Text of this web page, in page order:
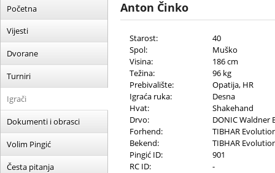
Početna
Vijesti
Dvorane
Turniri
Igrači
Dokumenti i obrasci
Volim Pingić
Česta pitanja
Anton Činko
Starost:
40
Spol:
Muško
Visina:
186 cm
Težina:
96 kg
Prebivalište:
Opatija, HR
Igraća ruka:
Desna
Hvat:
Shakehand
Drvo:
DONIC Waldner
Forhend:
TIBHAR
Bekend:
TIBHAR
Pingić ID:
901
RC ID:
-